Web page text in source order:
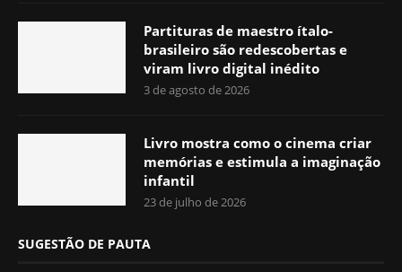
Partituras de maestro ítalo-
brasileiro são redescobertas e
viram livro digital inédito
3 de agosto de 2026
Livro mostra como o cinema criar
memórias e estimula a imaginação
infantil
23 de julho de 2026
SUGESTÃO DE PAUTA